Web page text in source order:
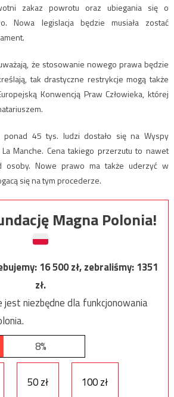
zakaz powrotu oraz ubiegania się o
Nowa legislacja będzie musiała zostać
że stosowanie nowego prawa będzie
tak drastyczne restrykcje mogą także
Konwencją Praw Człowieka, której
ponad 45 tys. ludzi dostało się na Wyspy
Manche. Cena takiego przerzutu to nawet
osoby. Nowe prawo ma także uderzyć w
się na tym procederze.
Magna Polonia!
16 500zł, zebraliśmy:1351
zł.
niezbędne dla funkcjonowania
8%
50 zł 100 zł